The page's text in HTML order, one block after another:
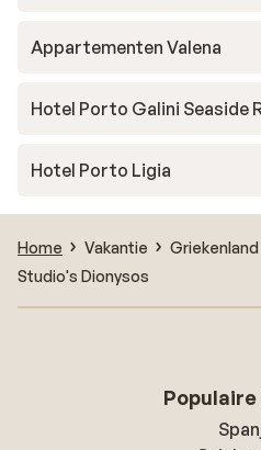
Appartementen Valena
Hotel Porto Galini Seaside
Hotel Porto Ligia
Home Vakantie Griekenland
Studio's Dionysos